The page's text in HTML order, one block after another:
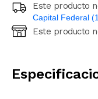
Este producto
Capital Federal
Ingresá código
Este producto